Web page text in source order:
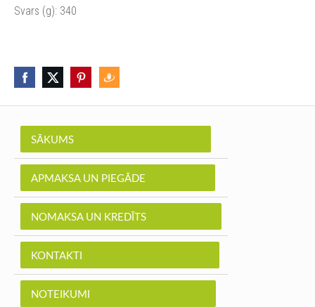
SĀKUMS
APMAKSA UN PIEGĀDE
NOMAKSA UN KREDĪTS
KONTAKTI
NOTEIKUMI
Svars (g): 340